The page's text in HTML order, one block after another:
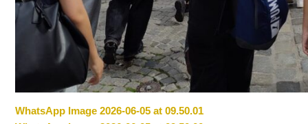
WhatsApp Image 2026-06-05 at 09.50.01